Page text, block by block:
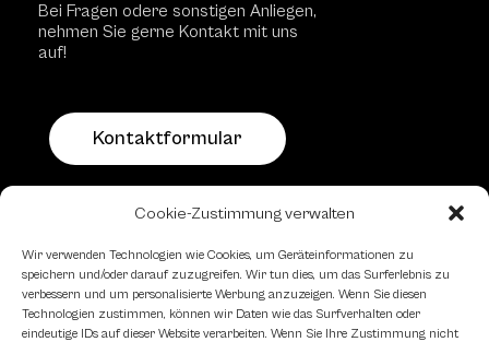
Cookie-Zustimmung verwalten
Wir verwenden Technologien wie Cookies, um Geräteinformationen zu
speichern und/oder darauf zuzugreifen. Wir tun dies, um das Surferlebnis zu
verbessern und um personalisierte Werbung anzuzeigen. Wenn Sie diesen
Technologien zustimmen, können wir Daten wie das Surfverhalten oder
eindeutige IDs auf dieser Website verarbeiten. Wenn Sie Ihre Zustimmung nicht
Bei Fragen odere sonstigen Anliegen,
nehmen Sie gerne Kontakt mit uns
auf!
Kontaktformular
Schachfreundliche Lokale